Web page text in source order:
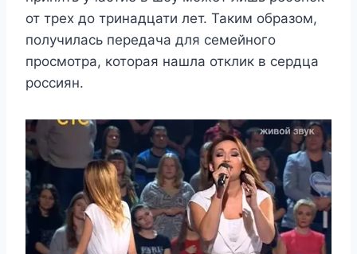
от трех до тринадцати лет. Таким образом,
получилась передача для семейного
просмотра, которая нашла отклик в сердца
россиян.